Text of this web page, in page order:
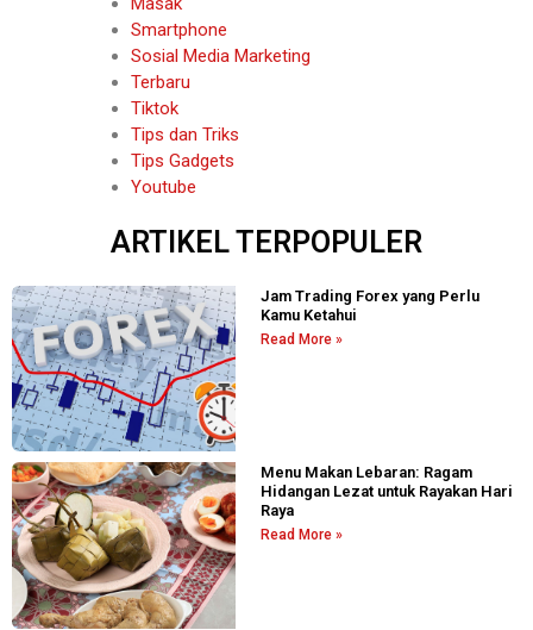
Smartphone
Sosial Media Marketing
Terbaru
Tiktok
Tips dan Triks
Tips Gadgets
Youtube
ARTIKEL TERPOPULER
Jam Trading Forex yang Perlu
Kamu Ketahui
Read More »
Menu Makan Lebaran: Ragam
Hidangan Lezat untuk Rayakan Hari
Raya
Read More »